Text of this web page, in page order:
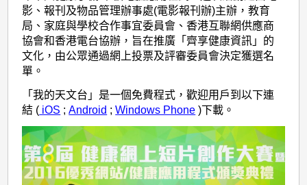
影、報刊及物品管理辦事處(電影報刊辦)主辦，教育
局、家庭與學校合作事宜委員會、香港互聯網供應商
協會和香港電台協辦，旨在推廣「齊享健康資訊」的
文化，由公眾通過網上投票及評審委員會決定獲選名
單。
「我的天文台」是一個免費程式，歡迎用戶到以下連
結 ( iOS ;Android ;Windows Phone )下載。